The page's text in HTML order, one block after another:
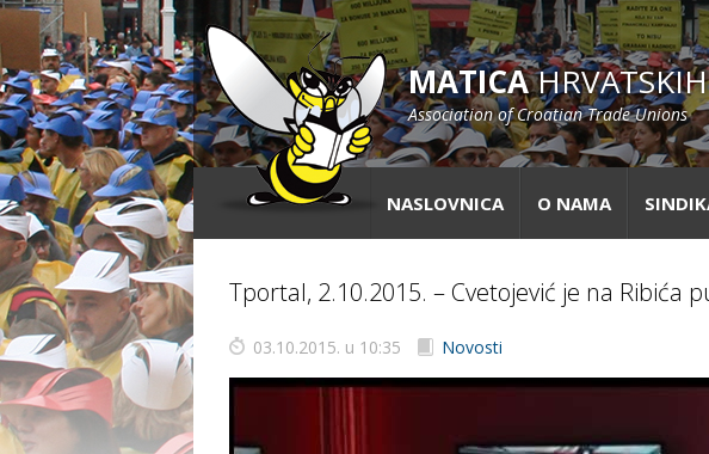
MATICA
Association of Croatian Trade Unions
NASLOVNICA O NAMA
Tportal, 2.10.2015. – Cvetojević je na Ribića
03.10.2015. u 10:35 Novosti